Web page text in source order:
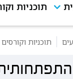
תוכניות
תוכניות וקורסים